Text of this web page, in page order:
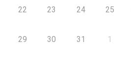
22 23 24 25
29 30 31 1